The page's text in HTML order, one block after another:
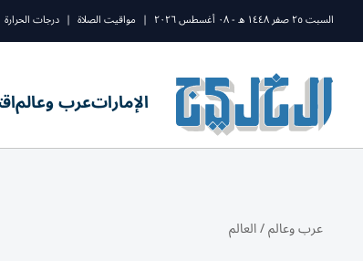
السبت ٢٥ صفر ١٤٤٨ ه - ٠٨ أغسطس ٢٠٢٦ | مواقيت الصلاة | درجات الحرارة
الإماراتعرب وعالم
عرب وعالم/العالم